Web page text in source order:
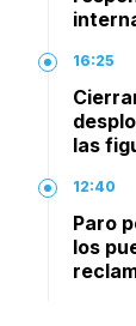
16:25
las
12:40
Paro
los